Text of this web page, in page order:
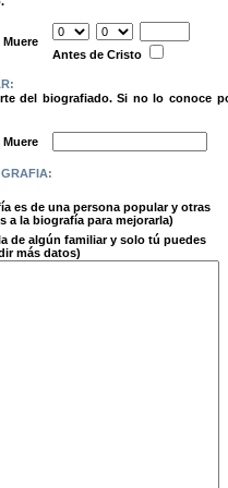
Muere
Antes de Cristo
del biografiado. Si no lo conoce
Muere
es de una persona popular y otras
a la biografía para mejorarla)
de algún familiar y solo tú puedes
más datos)